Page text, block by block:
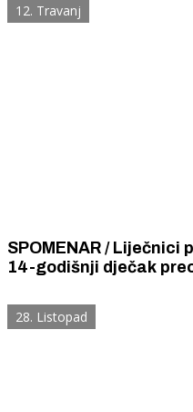
12. Travanj
SPOMENAR / Liječnici
14-godišnji dječak
počne nositi žensku
28. Listopad